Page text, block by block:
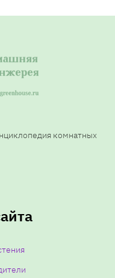
комнатных